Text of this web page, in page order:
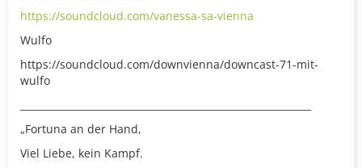
https://soundcloud.com/vanessa-sa-vienna
Wulfo
https://soundcloud.com/downvienna/downcast-71-mit-
wulfo
„Fortuna an der Hand,
Viel Liebe, kein Kampf.